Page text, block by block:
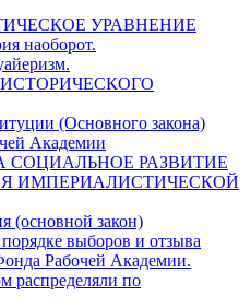
УРАВНЕНИЕ
наоборот.
(Основного закона)
Академии
СОЦИАЛЬНОЕ РАЗВИТИЕ
ИМПЕРИАЛИСТИЧЕСКОЙ
(основной закон)
выборов и отзыва
Рабочей Академии.
распределяли по